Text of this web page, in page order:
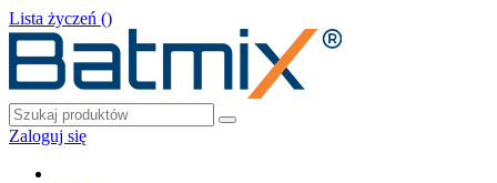
Lista życzeń ()
Zaloguj się